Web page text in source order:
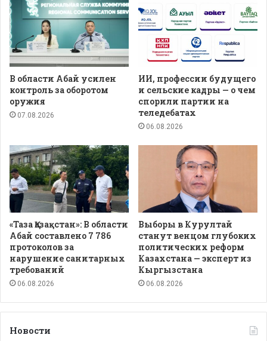
В области Абай усилен
контроль за оборотом
оружия
07.08.2026
ИИ, профессии будущего
и сельские кадры — о чем
спорили партии на
теледебатах
06.08.2026
«Таза Қазақстан»: В области
Абай составлено 7 786
протоколов за
нарушение санитарных
требований
06.08.2026
Выборы в Курултай
станут венцом глубоких
политических реформ
Казахстана — эксперт из
Кыргызстана
06.08.2026
Новости